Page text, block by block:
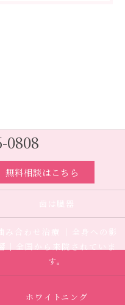
0808
無料相談はこちら
歯は臓器
み合わせ治療 ｜全身への影
響｜全国から来院されていま
す。
ホワイトニング